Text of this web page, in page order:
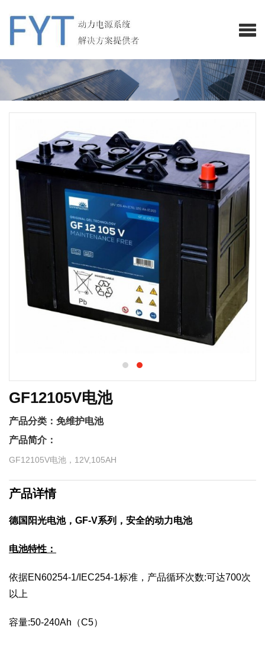
GF12105V电池
产品分类： 免维护电池
产品简介：
GF12105V电池，12V,105AH
产品详情
德国阳光电池，GF-V系列，安全的动力电池
电池特性：
依据EN60254-1/IEC254-1标准，产品循环次数:可达700次
以上
容量:50-240Ah（C5）